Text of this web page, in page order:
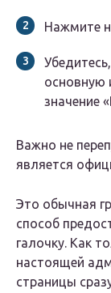
Нажмите
основную
значение
Важно не
является
Это обычная
способ
галочку. Как
настоящей
страницы